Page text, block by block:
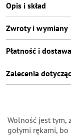
Opis i skład
Zwroty i wymiany
Płatność i dostawa
Zalecenia
Wolność jest tym,
gołymi rękami,